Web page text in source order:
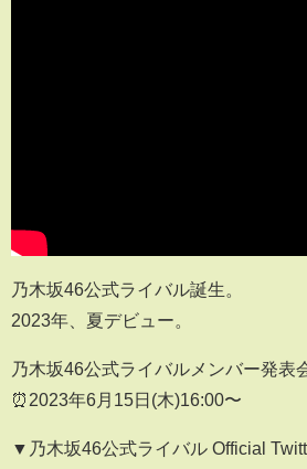
乃木坂46公式ライバル誕生。
2023年、夏デビュー。
乃木坂46公式ライバルメンバー発表
⏰2023年6月15日(木)16:00〜
▼乃木坂46公式ライバル Official